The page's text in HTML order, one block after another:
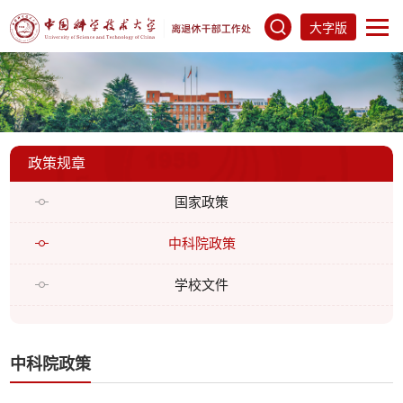
大字版
政策规章
国家政策
中科院政策
学校文件
中科院政策